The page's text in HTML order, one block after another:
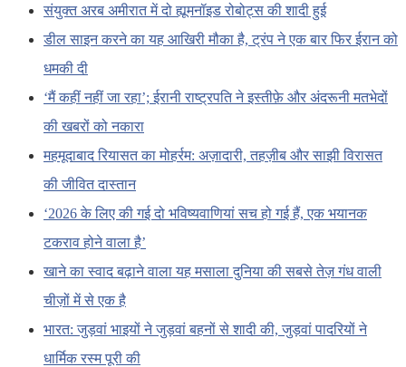
संयुक्त अरब अमीरात में दो ह्यूमनॉइड रोबोट्स की शादी हुई
डील साइन करने का यह आखिरी मौका है, ट्रंप ने एक बार फिर ईरान को
धमकी दी
‘मैं कहीं नहीं जा रहा’; ईरानी राष्ट्रपति ने इस्तीफ़े और अंदरूनी मतभेदों
की खबरों को नकारा
महमूदाबाद रियासत का मोहर्रम: अज़ादारी, तहज़ीब और साझी विरासत
की जीवित दास्तान
‘2026 के लिए की गई दो भविष्यवाणियां सच हो गई हैं, एक भयानक
टकराव होने वाला है’
खाने का स्वाद बढ़ाने वाला यह मसाला दुनिया की सबसे तेज़ गंध वाली
चीज़ों में से एक है
भारत: जुड़वां भाइयों ने जुड़वां बहनों से शादी की, जुड़वां पादरियों ने
धार्मिक रस्म पूरी की